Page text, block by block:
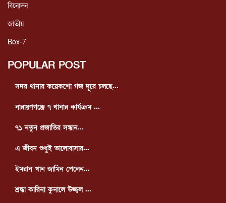
বিনোদন
জাতীয়
Box-7
POPULAR POST
সদর থানার কয়েকশো গজ দূরে চলছে...
নারায়ণগঞ্জে ৭ থানার কার্যক্রম ...
৭১ নতুন প্রজাতির সন্ধান...
এ জীবন শুধুই ভালোবাসার...
ইমরান খান জামিন পেলেন...
শ্রদ্ধা কারিনা কুনালে উজ্জ্বল ...